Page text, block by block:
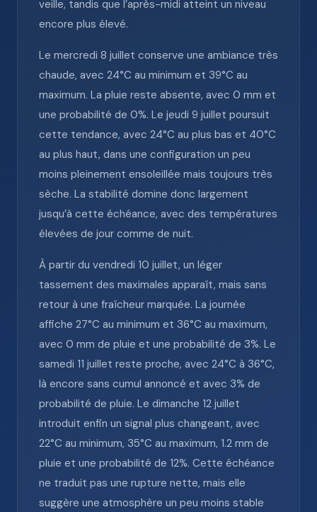
veille, tandis que l’après-midi atteint un niveau
encore plus élevé.
Le mercredi 8 juillet conserve une ambiance très
chaude, avec 24°C au minimum et 39°C au
maximum. La pluie reste absente, avec 0 mm et
une probabilité de 0%. Le jeudi 9 juillet poursuit
cette tendance, avec 24°C au plus bas et 40°C
au plus haut, dans une configuration un peu
moins pleinement ensoleillée mais toujours très
sèche. La stabilité domine donc largement
jusqu’à cette échéance, avec des températures
élevées de jour comme de nuit.
À partir du vendredi 10 juillet, un léger
tassement des maximales apparaît, mais sans
retour à une fraîcheur marquée. La journée
affiche 27°C au minimum et 36°C au maximum,
avec 0 mm de pluie et une probabilité de 3%. Le
samedi 11 juillet reste proche, avec 24°C à 36°C,
là encore sans cumul annoncé et avec 3% de
probabilité de pluie. Le dimanche 12 juillet
introduit enfin un signal plus changeant, avec
22°C au minimum, 35°C au maximum, 1.2 mm de
pluie et une probabilité de 12%. Cette échéance
ne traduit pas une rupture nette, mais elle
suggère une atmosphère un peu moins stable